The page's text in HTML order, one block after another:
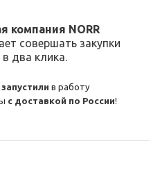
компания NORR
совершать закупки
два клика.
запустили в работу
с доставкой по России!